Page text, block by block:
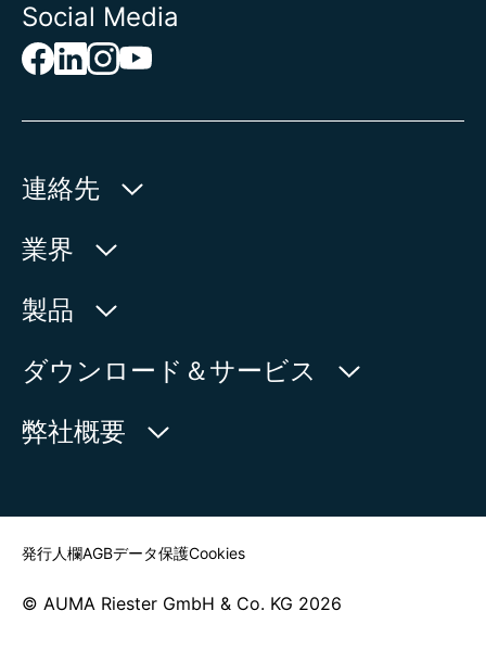
見積りの無料作成
修理とメンテナンス
専門的な運転パラメータ設定
テストベンチ検収の完了
オプションサービス
アクチュエータの再塗装
の起動と設定
文書の更新を含む機能拡張および変換
Social Media
連絡先
AUMA Riester
Aumastr. 1
地図上に表示
電話:+49 7631 809 - 0
業界
水利産業
電力
製造部門
製品
製品検索
ダウンロード＆サービス
myAUMA
弊社概要
© AUMA Riester GmbH & Co. KG 2026
発行人欄AGBデータ保護Cookies